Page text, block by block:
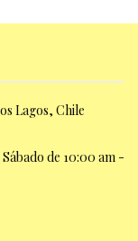
Lagos, Chile
de 10:00 am -